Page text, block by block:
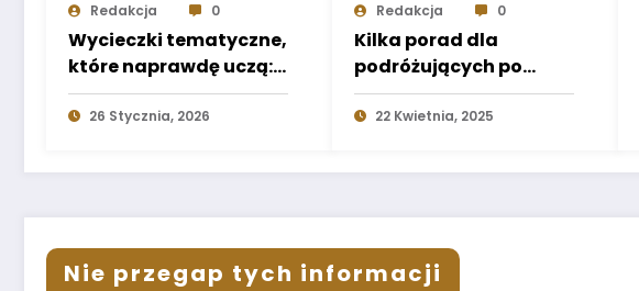
Redakcja 0
Wycieczki tematyczne,
które naprawdę uczą:
jak zaplanować
„scenariusz”, a nie
26 Stycznia, 2026
Redakcja 0
Kilka porad dla
podróżujących po
Słowenii!
22 Kwietnia, 2025
Nie przegap tych informacji